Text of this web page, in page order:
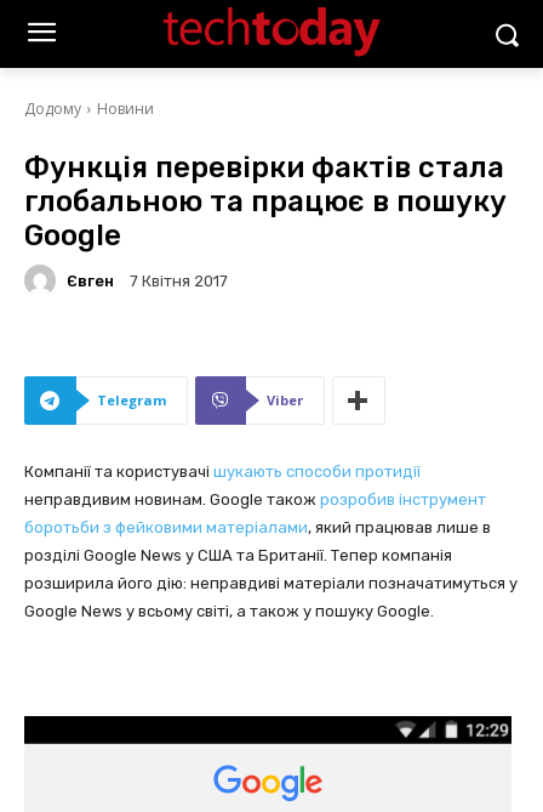
Додому Новини
Функція перевірки фактів стала
глобальною та працює в пошуку
Google
Євген 7 Квітня 2017
Telegram Viber
Компанії та користувачі шукають способи протидії
неправдивим новинам. Google також розробив інструмент
боротьби з фейковими матеріалами, який працював лише в
розділі Google News у США та Британії. Тепер компанія
розширила його дію: неправдиві матеріали позначатимуться у
Google News у всьому світі, а також у пошуку Google.